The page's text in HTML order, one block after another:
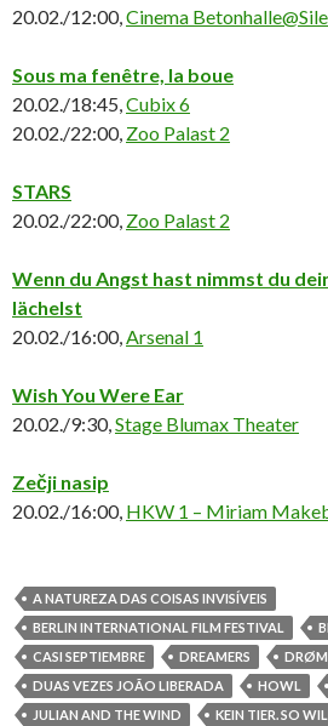
20.02./12:00, Cinema
Sous ma fenêtre, la boue
20.02./18:45, Cubix 6
20.02./22:00, Zoo Palast 2
STARS
20.02./22:00, Zoo Palast 2
Wenn du Angst hast nimmst du
lächelst
20.02./16:00, Arsenal 1
Wish You Were Ear
20.02./9:30, Stage Blumax Theater
Zečji nasip
20.02./16:00, HKW 1 – Miriam
A NATUREZA DAS COISAS INVISÍVEIS
BERLIN INTERNATIONAL FILM FESTIVAL
CASI SEPTIEMBRE
DREAMERS
DUAS VEZES JOÃO LIBERADA
HOWL
JULIAN AND THE WIND
KEIN TIER. SO